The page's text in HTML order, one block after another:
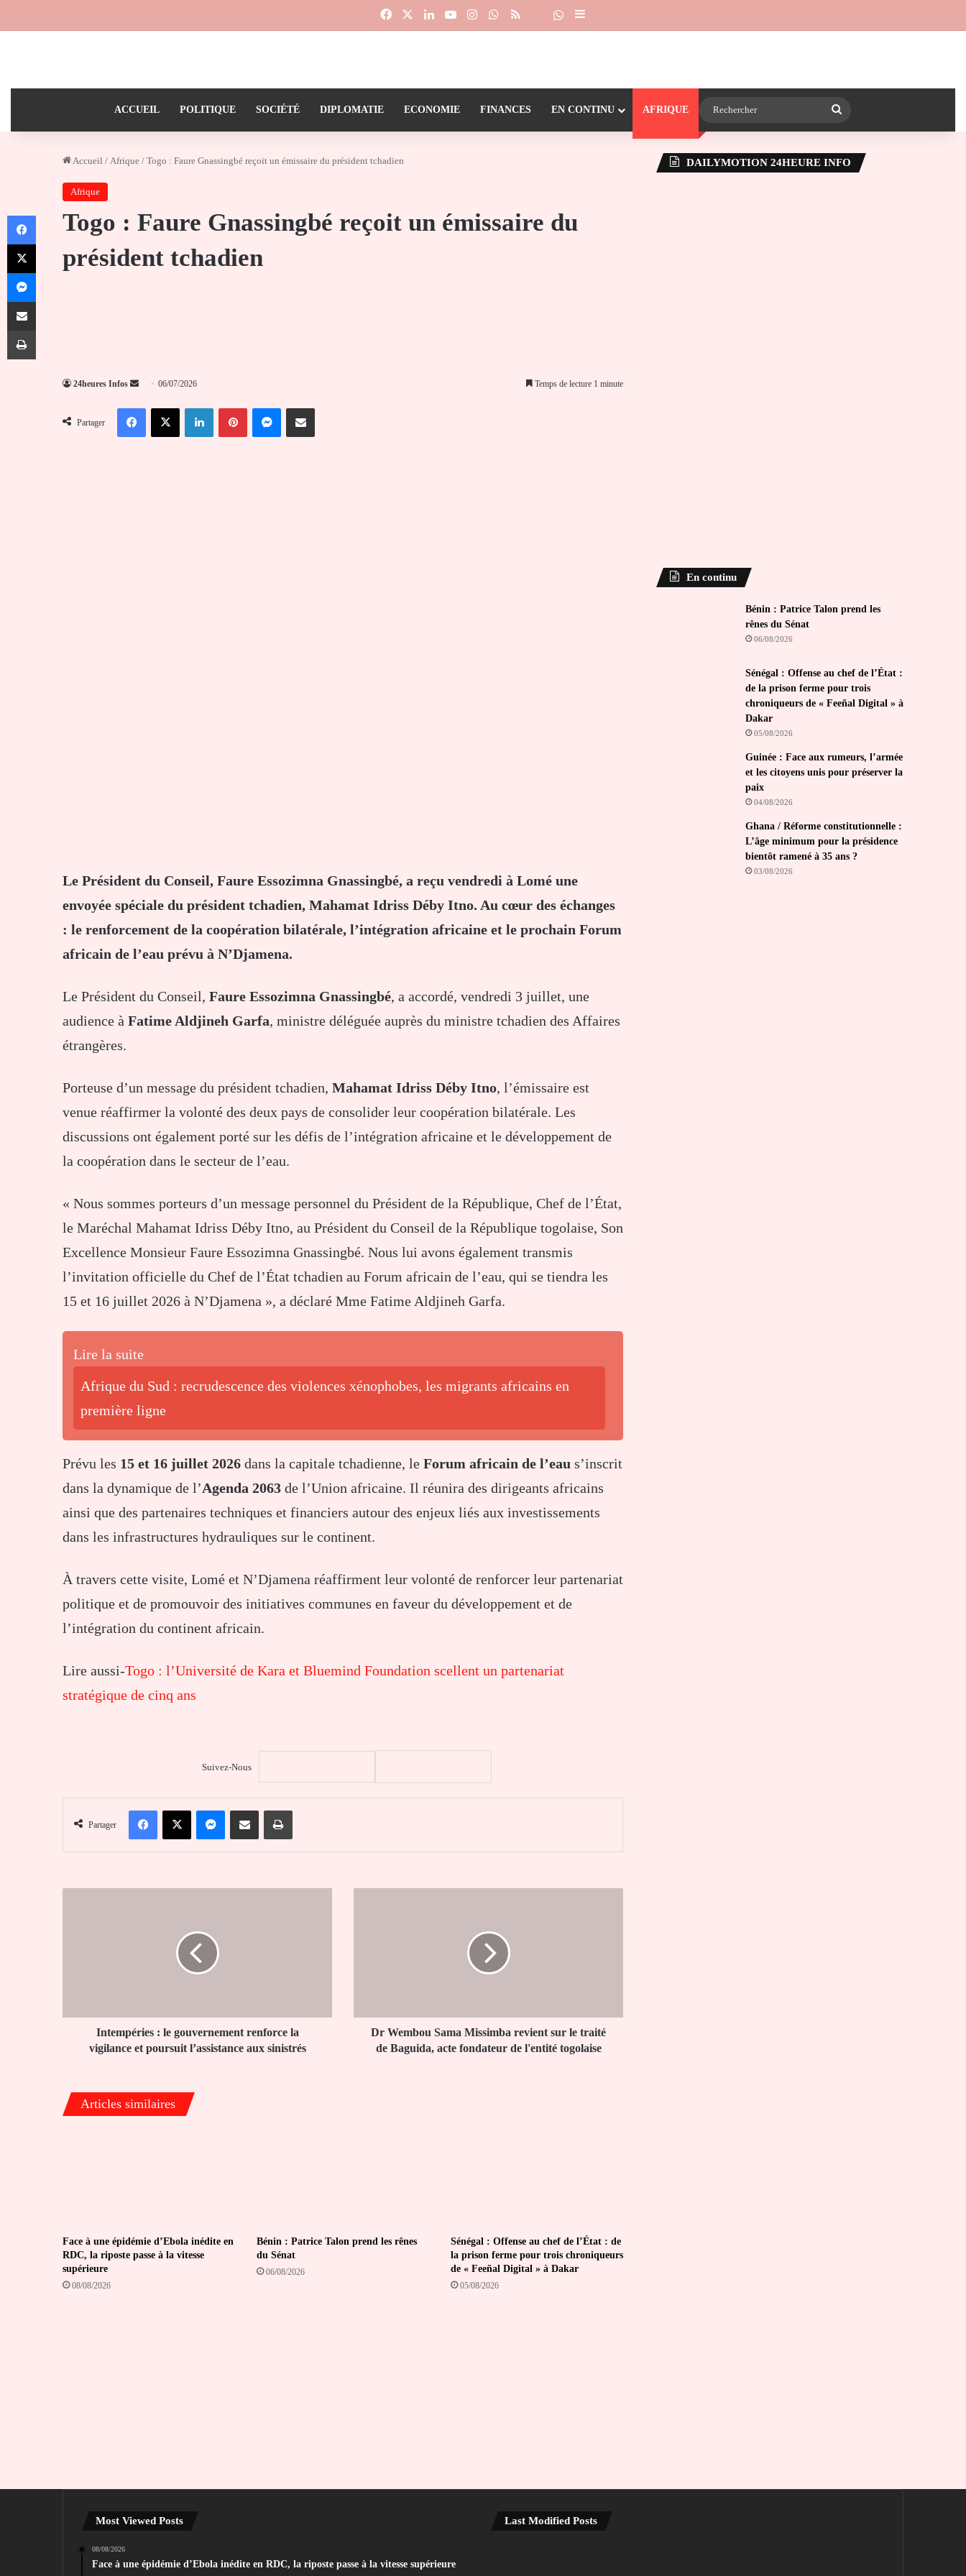
FacebookLinkedinYouTubeInstagramWhatsApp
RSS Dailymotion
Suivre la chaîne 24heureinfo sur WhatsApp
Sidebar (barre latérale)
ACCUEIL POLITIQUE SOCIÉTÉ DIPLOMATIE ECONOMIE FINANCES EN CONTINU AFRIQUE
Accueil / Afrique / Togo : Faure Gnassingbé reçoit un émissaire du président tchadien
Afrique
Togo : Faure Gnassingbé reçoit un émissaire du
président tchadien
24heures Infos
Envoyer
courriel
06/07/2026 Temps de lecture 1 minute
Partager
FacebookX LinkedinPinterestMessengerPartager par email
Le Président du Conseil, Faure Essozimna Gnassingbé, a reçu vendredi à Lomé une
envoyée spéciale du président tchadien, Mahamat Idriss Déby Itno. Au cœur des échanges
: le renforcement de la coopération bilatérale, l’intégration africaine et le prochain Forum
africain de l’eau prévu à N’Djamena.
Le Président du Conseil, Faure Essozimna Gnassingbé, a accordé, vendredi 3 juillet, une
audience à Fatime Aldjineh Garfa, ministre déléguée auprès du ministre tchadien des Affaires
étrangères.
Porteuse d’un message du président tchadien, Mahamat Idriss Déby Itno, l’émissaire est
venue réaffirmer la volonté des deux pays de consolider leur coopération bilatérale. Les
discussions ont également porté sur les défis de l’intégration africaine et le développement de
la coopération dans le secteur de l’eau.
« Nous sommes porteurs d’un message personnel du Président de la République, Chef de l’État,
le Maréchal Mahamat Idriss Déby Itno, au Président du Conseil de la République togolaise, Son
Excellence Monsieur Faure Essozimna Gnassingbé. Nous lui avons également transmis
l’invitation officielle du Chef de l’État tchadien au Forum africain de l’eau, qui se tiendra les
15 et 16 juillet 2026 à N’Djamena », a déclaré Mme Fatime Aldjineh Garfa.
Lire la suite
Afrique du Sud : recrudescence des violences xénophobes, les migrants africains en
première ligne
Prévu les 15 et 16 juillet 2026 dans la capitale tchadienne, le Forum africain de l’eau s’inscrit
dans la dynamique de l’Agenda 2063 de l’Union africaine. Il réunira des dirigeants africains
ainsi que des partenaires techniques et financiers autour des enjeux liés aux investissements
dans les infrastructures hydrauliques sur le continent.
À travers cette visite, Lomé et N’Djamena réaffirment leur volonté de renforcer leur partenariat
politique et de promouvoir des initiatives communes en faveur du développement et de
l’intégration du continent africain.
Lire aussi-Togo : l’Université de Kara et Bluemind Foundation scellent un partenariat
stratégique de cinq ans
Suivez-Nous
Partager
FacebookX MessengerPartager par email Imprimer
poursuit
l’assistanceIntempéries : le gouvernement renforce la
vigilance et poursuit l’assistance aux sinistrés
de
Baguida,
Dr Wembou Sama Missimba revient sur le traité
de Baguida, acte fondateur de l'entité togolaise
Articles similaires
Face à une épidémie d’Ebola inédite en
RDC, la riposte passe à la vitesse
supérieure
08/08/2026
Bénin : Patrice Talon prend les rênes
du Sénat
06/08/2026
Sénégal : Offense au chef de l’État : de
la prison ferme pour trois chroniqueurs
de « Feeñal Digital » à Dakar
05/08/2026
DAILYMOTION 24HEURE INFO
En continu
Bénin : Patrice Talon prend les
rênes du Sénat
06/08/2026
Sénégal : Offense au chef de l’État :
de la prison ferme pour trois
chroniqueurs de « Feeñal Digital » à
Dakar
05/08/2026
Guinée : Face aux rumeurs, l’armée
et les citoyens unis pour préserver la
paix
04/08/2026
Ghana / Réforme constitutionnelle :
L’âge minimum pour la présidence
bientôt ramené à 35 ans ?
03/08/2026
Most Viewed Posts
08/08/2026
Face à une épidémie d’Ebola inédite en RDC, la riposte passe à la vitesse supérieure
Last Modified Posts
Facebook
X
Messenger
Partager par email